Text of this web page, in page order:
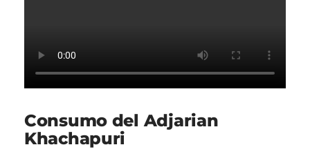
Consumo del Adjarian
Khachapuri